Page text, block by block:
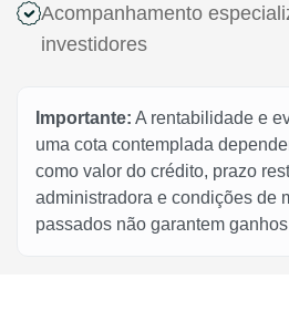
Acompanhamento
investidores
Importante: A rentabilidade e
uma cota contemplada
como valor do crédito, prazo
administradora e condições de
passados não garantem